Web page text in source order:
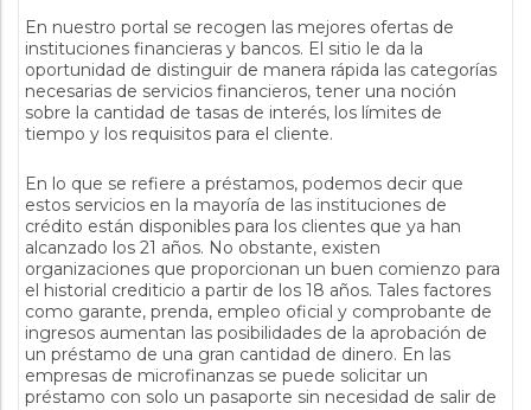
En nuestro portal se recogen las mejores ofertas de
instituciones financieras y bancos. El sitio le da la
oportunidad de distinguir de manera rápida las categorías
necesarias de servicios financieros, tener una noción
sobre la cantidad de tasas de interés, los límites de
tiempo y los requisitos para el cliente.
En lo que se refiere a préstamos, podemos decir que
estos servicios en la mayoría de las instituciones de
crédito están disponibles para los clientes que ya han
alcanzado los 21 años. No obstante, existen
organizaciones que proporcionan un buen comienzo para
el historial crediticio a partir de los 18 años. Tales factores
como garante, prenda, empleo oficial y comprobante de
ingresos aumentan las posibilidades de la aprobación de
un préstamo de una gran cantidad de dinero. En las
empresas de microfinanzas se puede solicitar un
préstamo con solo un pasaporte sin necesidad de salir de